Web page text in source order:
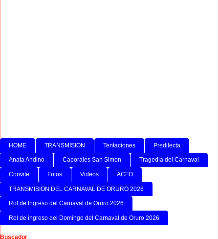
HOME TRANSMISION Tentaciones Predilecta
Anata Andino Caporales San Simon Tragedia del Carnaval
Convite Fotos Videos ACFO
TRANSMISION DEL CARNAVAL DE ORURO 2026
Rol de Ingreso del Carnaval de Oruro 2026
Rol de ingreso del Domingo del Carnaval de Oruro 2026
Buscador